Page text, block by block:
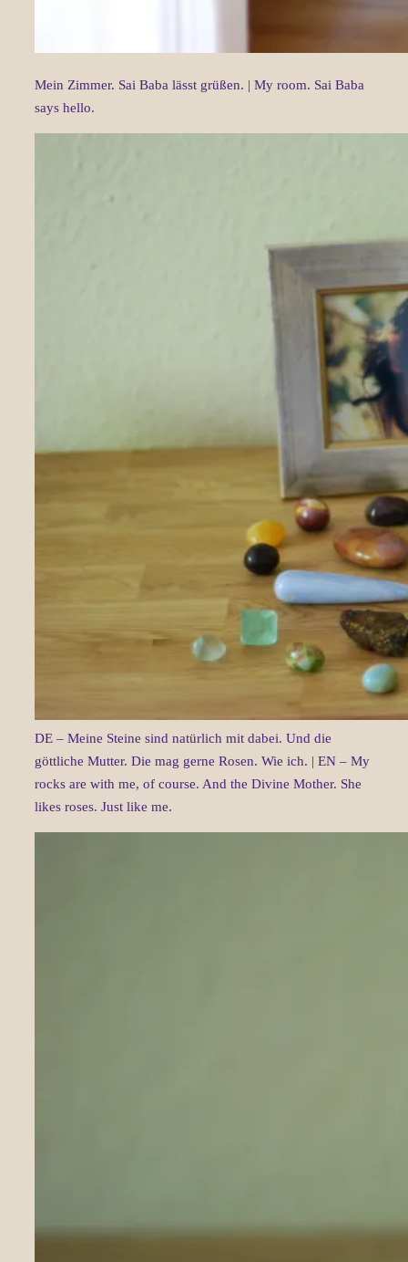
Mein Zimmer. Sai Baba lässt grüßen. | My room. Sai Baba
says hello.
DE – Meine Steine sind natürlich mit dabei. Und die
göttliche Mutter. Die mag gerne Rosen. Wie ich. | EN – My
rocks are with me, of course. And the Divine Mother. She
likes roses. Just like me.